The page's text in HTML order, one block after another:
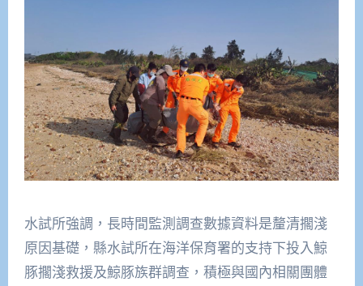
水試所強調，長時間監測調查數據資料是釐清擱淺
原因基礎，縣水試所在海洋保育署的支持下投入鯨
豚擱淺救援及鯨豚族群調查，積極與國內相關團體